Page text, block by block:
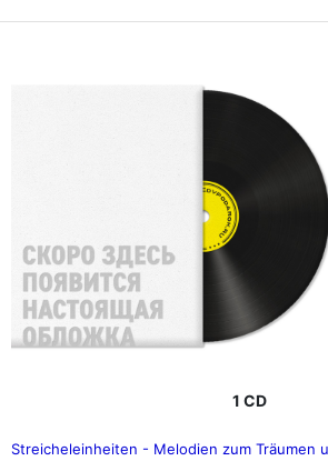
1 CD
Streicheleinheiten - Melodien zum Träumen